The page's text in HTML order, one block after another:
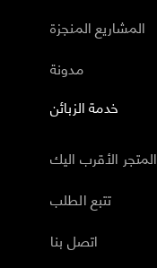
المشاريع المنجزة
مدونة
خدمة الزبائن
المتجر الأقرب اليك
تتبع الطلب
اتصل بنا